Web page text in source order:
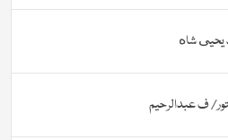
يحيى شاه
ف عبدالرحيم